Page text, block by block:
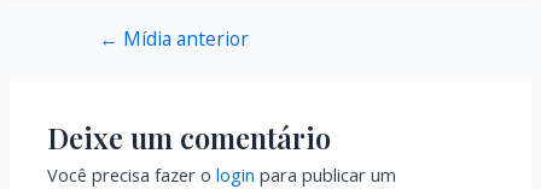
← Mídia anterior
Deixe um comentário
Você precisa fazer ologin para publicar um